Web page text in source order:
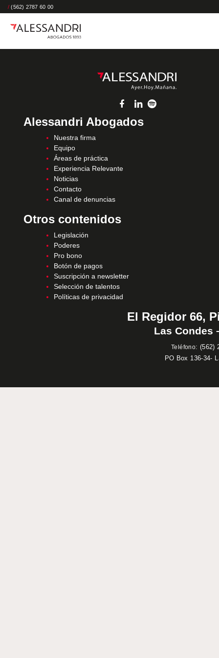
/ (562) 2787 60 00
Alessandri Abogados
Nuestra firma
Equipo
Áreas de práctica
Experiencia Relevante
Noticias
Contacto
Canal de denuncias
Otros contenidos
Legislación
Poderes
Pro bono
Botón de pagos
Suscripción a newsletter
Selección de talentos
Políticas de privacidad
El Regidor 66,
Las Condes
Teléfono: (562)
PO Box 136-34-